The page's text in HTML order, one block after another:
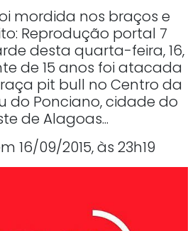
mordida nos braços e
Reprodução portal 7
desta quarta-feira, 16,
de 15 anos foi atacada
pit bull no Centro da
do Ponciano, cidade do
de Alagoas...
16/09/2015, às 23h19